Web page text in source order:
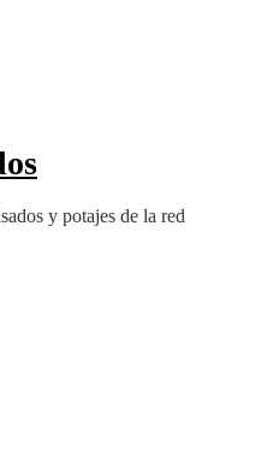
y potajes de la red